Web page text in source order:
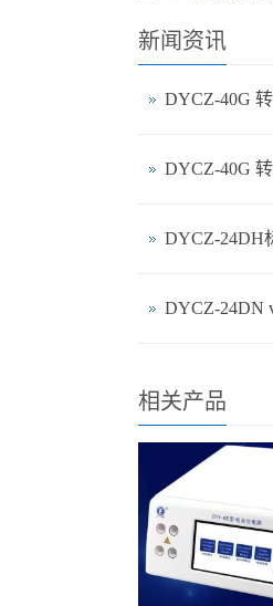
新闻资讯
DYCZ-40G
DYCZ-24DH
DYCZ‑24DN
相关产品